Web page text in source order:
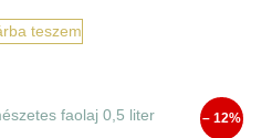
teszem
– 12%